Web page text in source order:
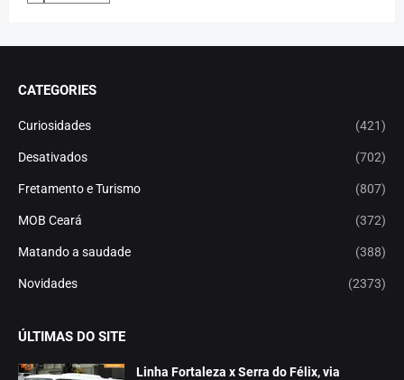
CATEGORIES
Curiosidades (421)
Desativados (702)
Fretamento e Turismo (807)
MOB Ceará (372)
Matando a saudade (388)
Novidades (2373)
ÚLTIMAS DO SITE
Linha Fortaleza x Serra do Félix, via